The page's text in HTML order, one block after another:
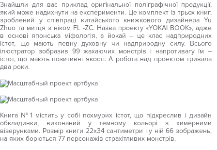
Знайшли для вас приклад оригінальної поліграфічної продукції,
який може надихнути на експерименти. Це комплект із трьох книг,
зроблений у співпраці китайського книжкового дизайнера Yu
Zhuo та митця з ніком FL -ZC. Назва проекту «YOKAI BOOK», адже
в основі японська міфологія, а йокай – це клас надприродних
істот, що мають певну духовну чи надприродну силу. Всього
ілюстратор зобразив 99 жахаючих монстрів і напротивагу їм –
істот, що мають позитивні якості. А робота над проектом тривала
два роки.
Книга №1 містить у собі похмурих істот, що підкреслив і дизайн
обкладинки, виконаний у темному кольорі з химерними
візерунками. Розмір книги 22х34 сантиметри і у ній 66 зображень,
на яких борються 77 персонажів страхітливих монстрів.